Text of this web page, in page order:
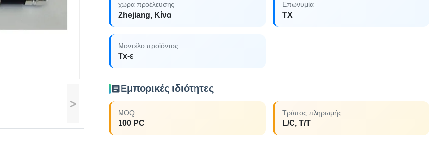
>
χώρα προέλευσης
Zhejiang, Κίνα
Επωνυμία
TX
Μοντέλο προϊόντος
Tx-ε
Εμπορικές ιδιότητες
MOQ
100 PC
Τρόπος πληρωμής
L/C, T/T